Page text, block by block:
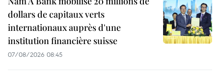
dollars de capitaux verts
internationaux auprès d'une
institution financière suisse
07/08/2026 08:45